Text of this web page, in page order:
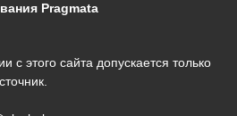
Pragmata
этого сайта допускается только